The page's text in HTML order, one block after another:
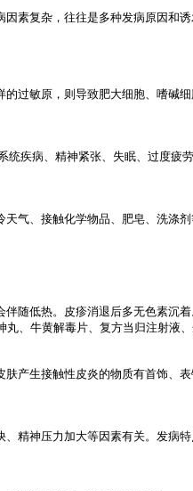
素复杂，往往是多种发病原因和
过敏原，则导致肥大细胞、嗜
疾病、精神紧张、失眠、过度
气、接触化学物品、肥皂、洗涤
随低热。皮疹消退后多无色素沉
、牛黄解毒片、复方当归注射液
产生接触性皮炎的物质有首饰、
神压力加大等因素有关。发病